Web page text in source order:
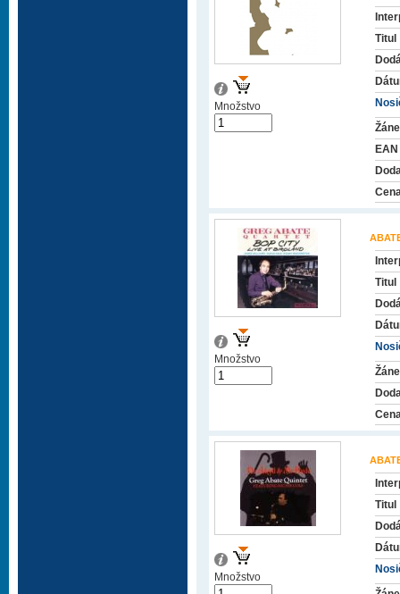
Titul
EAN
Množstvo
Titul
Množstvo
Titul
Množstvo